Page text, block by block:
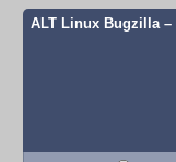
ALT Linux Bugzilla–